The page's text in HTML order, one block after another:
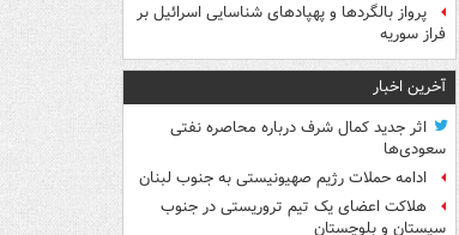
پرواز بالگردها و پهپادهای شناسایی اسرائیل بر
فراز سوریه
آخرین اخبار
اثر جدید کمال شرف درباره محاصره نفتی
سعودی‌ها
ادامه حملات رژیم صهیونیستی به جنوب لبنان
هلاکت اعضای یک تیم تروریستی در جنوب
سیستان و بلوچستان